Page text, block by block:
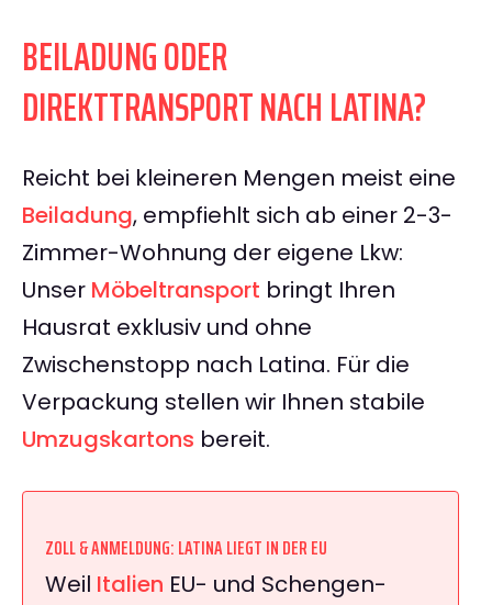
BEILADUNG ODER
DIREKTTRANSPORT NACH LATINA?
Reicht bei kleineren Mengen meist eine
Beiladung, empfiehlt sich ab einer 2-3-
Zimmer-Wohnung der eigene Lkw:
Unser Möbeltransport bringt Ihren
Hausrat exklusiv und ohne
Zwischenstopp nach Latina. Für die
Verpackung stellen wir Ihnen stabile
Umzugskartons bereit.
ZOLL & ANMELDUNG: LATINA LIEGT IN DER EU
Weil Italien EU- und Schengen-